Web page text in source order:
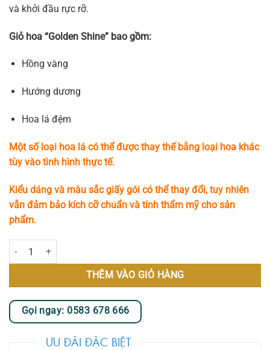
và khởi đầu rực rỡ.
Giỏ hoa “Golden Shine” bao gồm:
Hồng vàng
Hướng dương
Hoa lá đệm
Một số loại hoa lá có thể được thay thế bằng loại hoa khác
tùy vào tình hình thực tế.
Kiểu dáng và màu sắc giấy gói có thể thay đổi, tuy nhiên
vẫn đảm bảo kích cỡ chuẩn và tính thẩm mỹ cho sản
phẩm.
Golden Shine số lượng
THÊM VÀO GIỎ HÀNG
Gọi ngay: 0583 678 666
ƯU ĐÃI ĐẶC BIỆT